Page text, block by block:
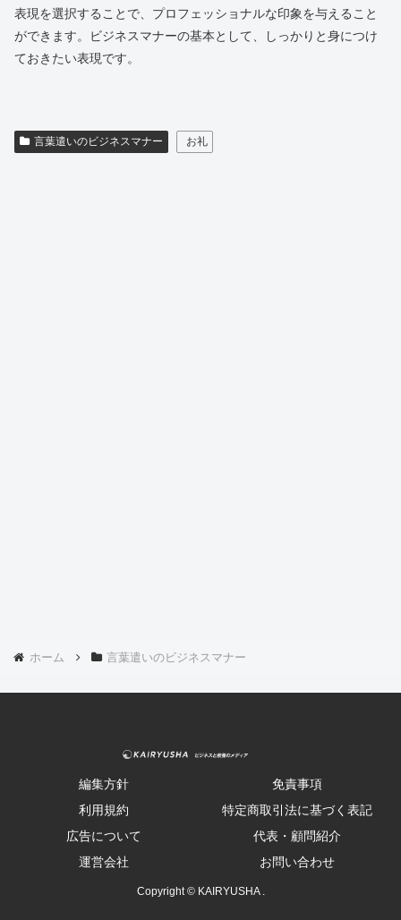
表現を選択することで、プロフェッショナルな印象を与えること
ができます。ビジネスマナーの基本として、しっかりと身につけ
ておきたい表現です。
言葉遣いのビジネスマナー お礼
ホーム 言葉遣いのビジネスマナー
編集方針
免責事項
利用規約
特定商取引法に基づく表記
広告について
代表・顧問紹介
運営会社
お問い合わせ
Copyright © KAIRYUSHA .